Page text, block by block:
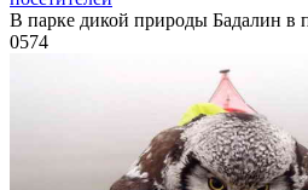
В парке дикой природы Бадалин в
0574